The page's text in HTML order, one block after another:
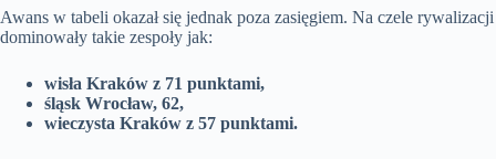
Awans w tabeli okazał się jednak poza zasięgiem. Na czele rywalizacji
dominowały takie zespoły jak:
wisła Kraków z 71 punktami,
śląsk Wrocław, 62,
wieczysta Kraków z 57 punktami.